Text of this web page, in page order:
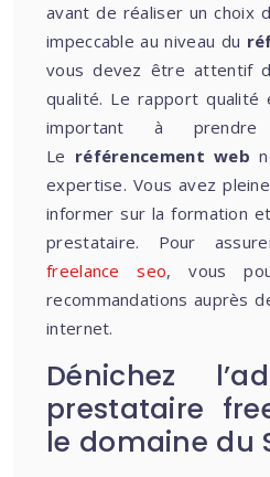
avant de réaliser un choix
impeccable au niveau du
vous devez être attentif
qualité. Le rapport
important à prendre
Le référencement web
expertise. Vous avez
informer sur la formation
prestataire. Pour
freelance seo, vous
recommandations auprès
internet.
Dénichez
prestataire
le domaine du